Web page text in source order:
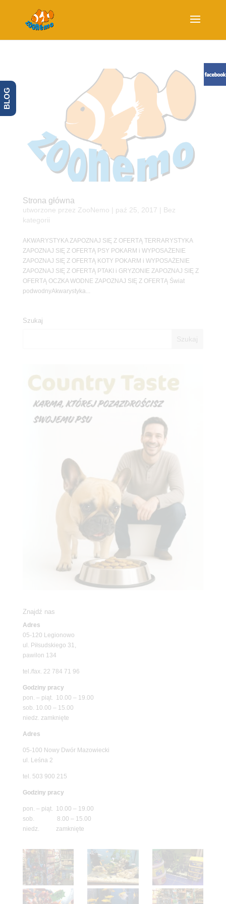
Strona główna
utworzone przez ZooNemo paź 25, 2017 | Bez
kategorii
AKWARYSTYKA ZAPOZNAJ SIĘ Z OFERTĄ TERRARYSTYKA
ZAPOZNAJ SIĘ Z OFERTĄ PSY POKARM i WYPOSAŻENIE
ZAPOZNAJ SIĘ Z OFERTĄ KOTY POKARM i WYPOSAŻENIE
ZAPOZNAJ SIĘ Z OFERTĄ PTAKI i GRYZONIE ZAPOZNAJ SIĘ Z
OFERTĄ OCZKA WODNE ZAPOZNAJ SIĘ Z OFERTĄ Świat
podwodnyAkwarystyka...
Szukaj
Znajdź nas
Adres
05-120 Legionowo
ul. Piłsudskiego 31,
pawilon 134
tel./fax. 22 784 71 96
Godziny pracy
pon. – piąt. 10.00 – 19.00
sob. 10.00 – 15.00
niedz. zamknięte
Adres
05-100 Nowy Dwór Mazowiecki
ul. Leśna 2
tel. 503 900 215
Godziny pracy
pon. – piąt. 10.00 – 19.00
sob. 8.00 – 15.00
niedz. zamknięte
BLOG